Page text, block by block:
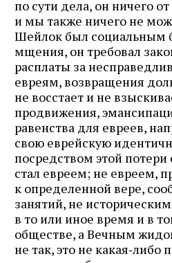
по сути дела, он ничего
и мы также ничего не
Шейлок был социальным
мщения, он требовал
расплаты за
евреям, возвращения
не восстает и не
продвижения,
равенства для евреев,
свою еврейскую
посредством этой
стал евреем; не евреем,
к определенной вере,
занятий, не
в то или иное время и в
обществе, а Вечным
не так, это не какая‑либо